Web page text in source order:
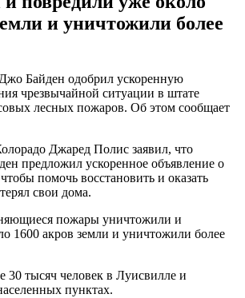
и уничтожили более
Байден одобрил ускоренную
чрезвычайной ситуации в штате
лесных пожаров. Об этом сообщает
Джаред Полис заявил, что
предложил ускоренное объявление о
помочь восстановить и оказать
свои дома.
пожары уничтожили и
1600 акров земли и уничтожили более
30 тысяч человек в Луисвилле и
пунктах.